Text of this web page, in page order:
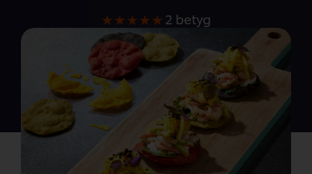
Det
genomsnittliga
betyget
för
denna
Mini
räktostadas
med
lime-
2 betyg